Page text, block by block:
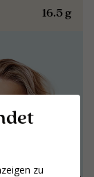
zu
16.5 g